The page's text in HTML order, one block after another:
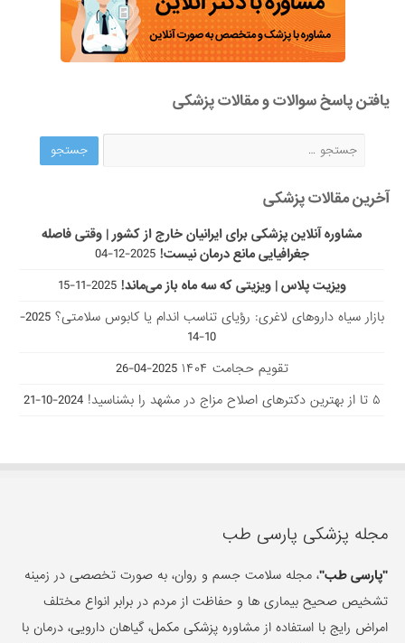
یافتن پاسخ سوالات و مقالات پزشکی
آخرین مقالات پزشکی
مشاوره آنلاین پزشکی برای ایرانیان خارج از کشور | وقتی فاصله
جغرافیایی مانع درمان نیست! 2025-12-04
ویزیت پلاس | ویزیتی که سه ماه باز می‌ماند! 2025-11-15
بازار سیاه داروهای لاغری: رؤیای تناسب اندام یا کابوس سلامتی؟
2025-
10-14
تقویم حجامت ۱۴۰۴
2025-04-26
۵ تا از بهترین دکتر‌های اصلاح مزاج در مشهد را بشناسید!
2024-10-21
مجله پزشکی پارسی طب
"پارسی طب"، مجله سلامت جسم و روان، به صورت تخصصی در زمینه
تشخیص صحیح بیماری ها و حفاظت از مردم در برابر انواع مختلف
امراض رایج با استفاده از مشاوره پزشکی مکمل، گیاهان دارویی، درمان با